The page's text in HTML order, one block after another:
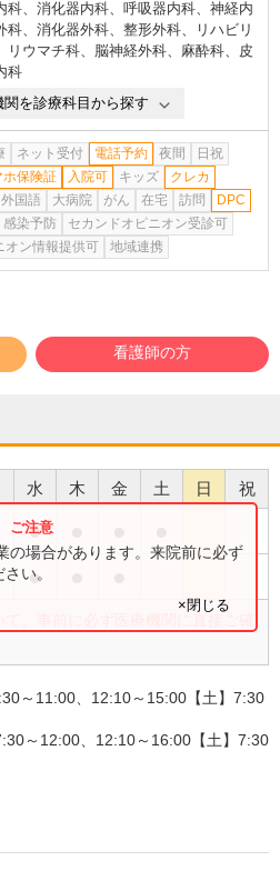
科、 消化器内科、 呼吸器内科、 神経内
科、 消化器外科、 整形外科、
リハビリ
リウマチ科、 脳神経外科、 麻酔科、 皮
科
を診療科目から探す
ネット受付 電話予約 夜間
日祝
ホ保険証 入院可 キッズ
クレカ
外国語 大病院 がん 在宅 訪問
DPC
感染予防
セカンドオピニオン受診可
オン情報提供可
地域連携
看護師の方
水 木 金 土 日 祝
●
●
、事前に必ず医療機関に直接ご確
の場合があります。来院前に必ず
い。
×閉じる
～11:00、12:10～15:00【土】7:30
～12:00、12:10～16:00【土】7:30